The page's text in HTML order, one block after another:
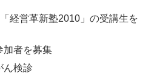
経営革新塾2010」の受講生を
加者を募集
ん検診